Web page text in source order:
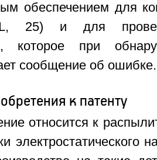
обеспечением для
25) и для
которое при
сообщение об ошибке.
к патенту
относится к
электростатического